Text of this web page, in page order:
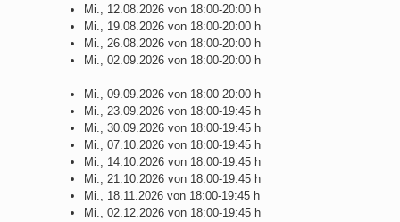
Mi., 12.08.2026 von 18:00-20:00 h
Mi., 19.08.2026 von 18:00-20:00 h
Mi., 26.08.2026 von 18:00-20:00 h
Mi., 02.09.2026 von 18:00-20:00 h
Mi., 09.09.2026 von 18:00-20:00 h
Mi., 23.09.2026 von 18:00-19:45 h
Mi., 30.09.2026 von 18:00-19:45 h
Mi., 07.10.2026 von 18:00-19:45 h
Mi., 14.10.2026 von 18:00-19:45 h
Mi., 21.10.2026 von 18:00-19:45 h
Mi., 18.11.2026 von 18:00-19:45 h
Mi., 02.12.2026 von 18:00-19:45 h